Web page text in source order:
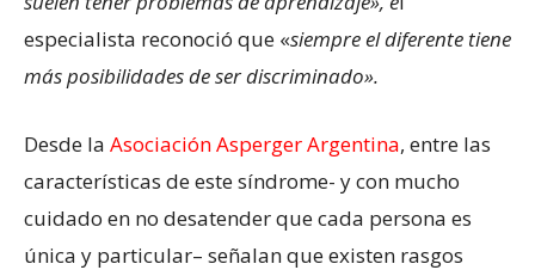
especialista reconoció que «siempre el diferente tiene
más posibilidades de ser discriminado».
Desde la Asociación Asperger Argentina, entre las
características de este síndrome- y con mucho
cuidado en no desatender que cada persona es
única y particular– señalan que existen rasgos